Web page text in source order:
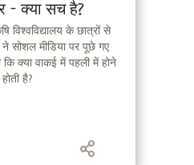
- क्या सच है?
विश्वविद्यालय के छात्रों से
सोशल मीडिया पर पूछे गए
क्या वाकई में पहली में होने
है?